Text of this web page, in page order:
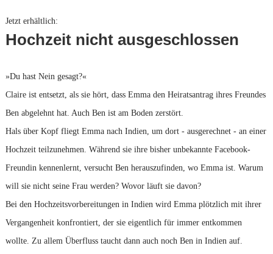
Jetzt erhältlich:
Hochzeit nicht ausgeschlossen
»Du hast Nein gesagt?«
Claire ist entsetzt, als sie hört, dass Emma den Heiratsantrag ihres Freundes
Ben abgelehnt hat. Auch Ben ist am Boden zerstört.
Hals über Kopf fliegt Emma nach Indien, um dort - ausgerechnet - an einer
Hochzeit teilzunehmen. Während sie ihre bisher unbekannte Facebook-
Freundin kennenlernt, versucht Ben herauszufinden, wo Emma ist. Warum
will sie nicht seine Frau werden? Wovor läuft sie davon?
Bei den Hochzeitsvorbereitungen in Indien wird Emma plötzlich mit ihrer
Vergangenheit konfrontiert, der sie eigentlich für immer entkommen
wollte. Zu allem Überfluss taucht dann auch noch Ben in Indien auf.